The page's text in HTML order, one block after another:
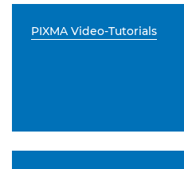
PIXMA Video-Tutorials